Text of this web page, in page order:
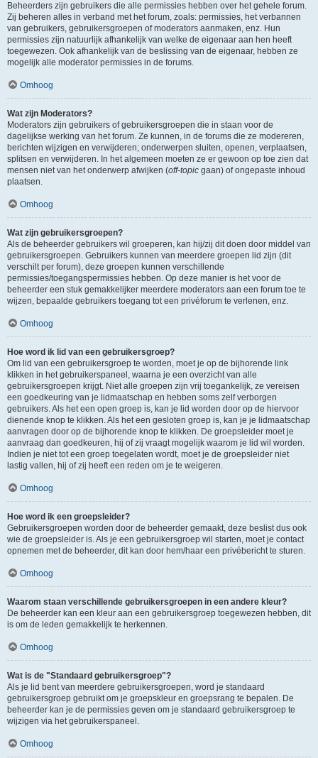
Beheerders zijn gebruikers die alle permissies hebben over het gehele forum.
Zij beheren alles in verband met het forum, zoals: permissies, het verbannen
van gebruikers, gebruikersgroepen of moderators aanmaken, enz. Hun
permissies zijn natuurlijk afhankelijk van welke de eigenaar aan hen heeft
toegewezen. Ook afhankelijk van de beslissing van de eigenaar, hebben ze
mogelijk alle moderator permissies in de forums.
Omhoog
Wat zijn Moderators?
Moderators zijn gebruikers of gebruikersgroepen die in staan voor de
dagelijkse werking van het forum. Ze kunnen, in de forums die ze modereren,
berichten wijzigen en verwijderen; onderwerpen sluiten, openen, verplaatsen,
splitsen en verwijderen. In het algemeen moeten ze er gewoon op toe zien dat
mensen niet van het onderwerp afwijken (off-topic gaan) of ongepaste inhoud
plaatsen.
Omhoog
Wat zijn gebruikersgroepen?
Als de beheerder gebruikers wil groeperen, kan hij/zij dit doen door middel van
gebruikersgroepen. Gebruikers kunnen van meerdere groepen lid zijn (dit
verschilt per forum), deze groepen kunnen verschillende
permissies/toegangspermissies hebben. Op deze manier is het voor de
beheerder een stuk gemakkelijker meerdere moderators aan een forum toe te
wijzen, bepaalde gebruikers toegang tot een privéforum te verlenen, enz.
Omhoog
Hoe word ik lid van een gebruikersgroep?
Om lid van een gebruikersgroep te worden, moet je op de bijhorende link
klikken in het gebruikerspaneel, waarna je een overzicht van alle
gebruikersgroepen krijgt. Niet alle groepen zijn vrij toegankelijk, ze vereisen
een goedkeuring van je lidmaatschap en hebben soms zelf verborgen
gebruikers. Als het een open groep is, kan je lid worden door op de hiervoor
dienende knop te klikken. Als het een gesloten groep is, kan je je lidmaatschap
aanvragen door op de bijhorende knop te klikken. De groepsleider moet je
aanvraag dan goedkeuren, hij of zij vraagt mogelijk waarom je lid wil worden.
Indien je niet tot een groep toegelaten wordt, moet je de groepsleider niet
lastig vallen, hij of zij heeft een reden om je te weigeren.
Omhoog
Hoe word ik een groepsleider?
Gebruikersgroepen worden door de beheerder gemaakt, deze beslist dus ook
wie de groepsleider is. Als je een gebruikersgroep wil starten, moet je contact
opnemen met de beheerder, dit kan door hem/haar een privébericht te sturen.
Omhoog
Waarom staan verschillende gebruikersgroepen in een andere kleur?
De beheerder kan een kleur aan een gebruikersgroep toegewezen hebben, dit
is om de leden gemakkelijk te herkennen.
Omhoog
Wat is de "Standaard gebruikersgroep"?
Als je lid bent van meerdere gebruikersgroepen, word je standaard
gebruikersgroep gebruikt om je groepskleur en groepsrang te bepalen. De
beheerder kan je de permissies geven om je standaard gebruikersgroep te
wijzigen via het gebruikerspaneel.
Omhoog